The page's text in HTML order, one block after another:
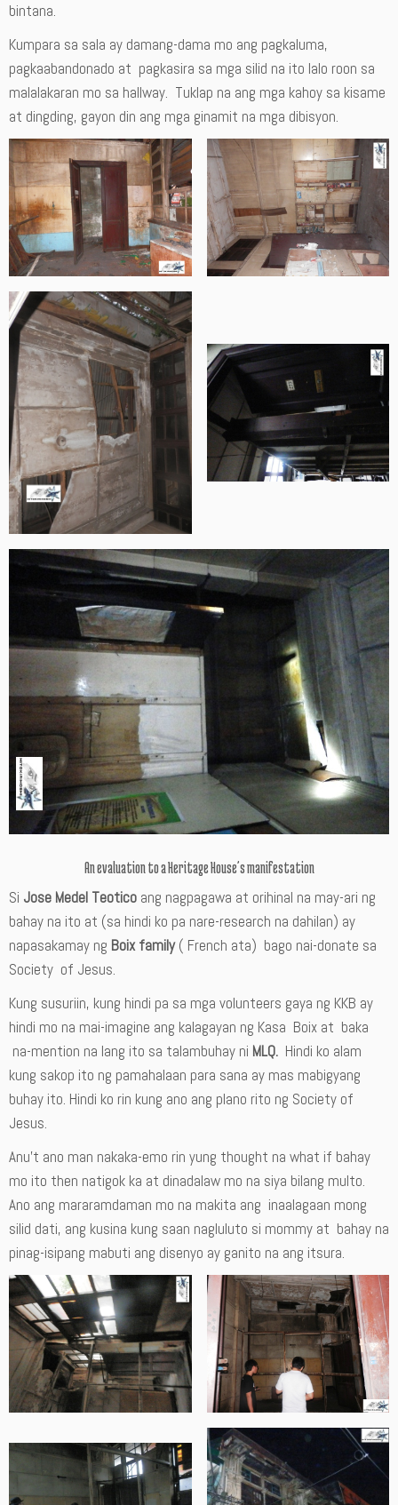
bintana.
Kumpara sa sala ay damang-dama mo ang pagkaluma,
pagkaabandonado at pagkasira sa mga silid na ito lalo roon sa
malalakaran mo sa hallway. Tuklap na ang mga kahoy sa kisame
at dingding, gayon din ang mga ginamit na mga dibisyon.
An evaluation to a Heritage House’s manifestation
Si Jose Medel Teotico ang nagpagawa at orihinal na may-ari ng
bahay na ito at (sa hindi ko pa nare-research na dahilan) ay
napasakamay ng Boix family( French ata) bago nai-donate sa
Society of Jesus.
Kung susuriin, kung hindi pa sa mga volunteers gaya ng KKB ay
hindi mo na mai-imagine ang kalagayan ng Kasa Boix at baka
na-mention na lang ito sa talambuhay ni MLQ. Hindi ko alam
kung sakop ito ng pamahalaan para sana ay mas mabigyang
buhay ito. Hindi ko rin kung ano ang plano rito ng Society of
Jesus.
Anu’t ano man nakaka-emo rin yung thought na what if bahay
mo ito then natigok ka at dinadalaw mo na siya bilang multo.
Ano ang mararamdaman mo na makita ang inaalagaan mong
silid dati, ang kusina kung saan nagluluto si mommy at bahay na
pinag-isipang mabuti ang disenyo ay ganito na ang itsura.